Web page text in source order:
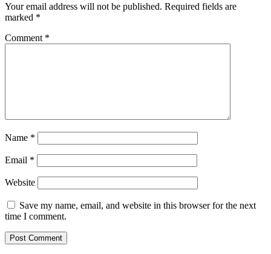
Your email address will not be published. Required fields are
marked *
Comment *
Name *
Email *
Website
Save my name, email, and website in this browser for the next
time I comment.